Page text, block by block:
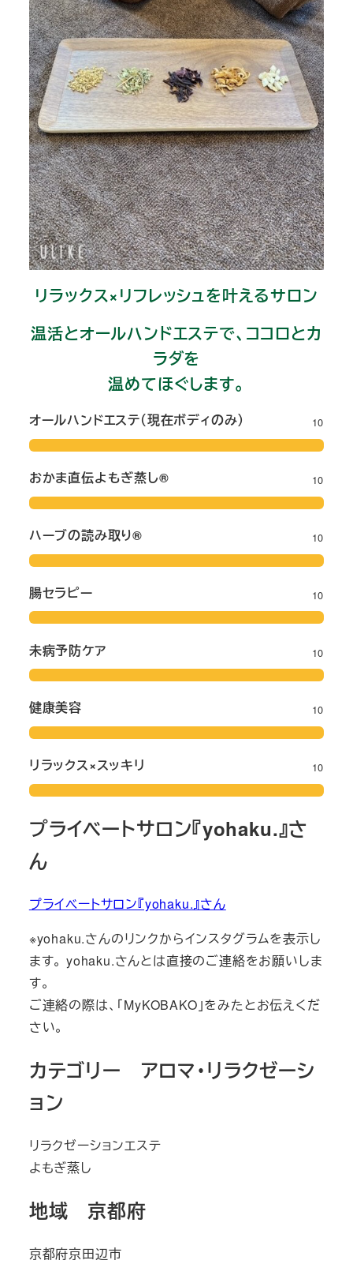
リラックス×リフレッシュを叶えるサロン
温活とオールハンドエステで、ココロとカ
ラダを
温めてほぐします。
オールハンドエステ（現在ボディのみ） 10
おかま直伝よもぎ蒸し®︎ 10
ハーブの読み取り®︎ 10
腸セラピー 10
未病予防ケア 10
健康美容 10
リラックス×スッキリ 10
プライベートサロン『yohaku.』さ
ん
プライベートサロン『yohaku.』さん
※yohaku.さんのリンクからインスタグラムを表示し
ます。 yohaku.さんとは直接のご連絡をお願いしま
す。
ご連絡の際は、「MyKOBAKO」をみたとお伝えくだ
さい。
カテゴリー アロマ・リラクゼーシ
ョン
リラクゼーションエステ
よもぎ蒸し
地域 京都府
京都府京田辺市